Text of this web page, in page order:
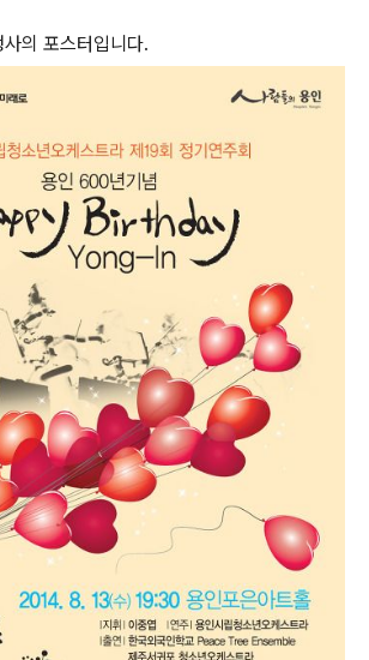
의 포스터입니다.